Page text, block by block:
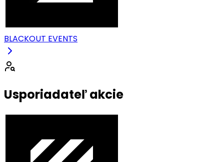
BLACKOUT EVENTS
Usporiadateľ akcie